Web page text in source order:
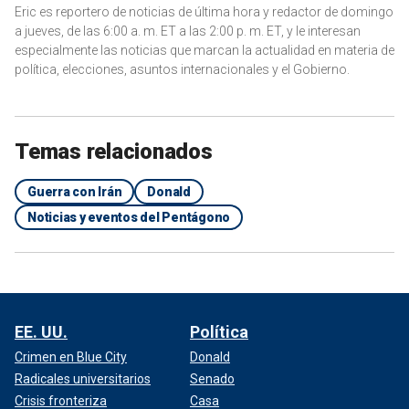
Eric es reportero de noticias de última hora y redactor de domingo
a jueves, de las 6:00 a. m. ET a las 2:00 p. m. ET, y le interesan
especialmente las noticias que marcan la actualidad en materia de
política, elecciones, asuntos internacionales y el Gobierno.
Temas relacionados
Guerra con Irán
Donald
Noticias y eventos del Pentágono
EE. UU.
Crimen en Blue City
Radicales universitarios
Crisis fronteriza
Política
Donald
Senado
Casa